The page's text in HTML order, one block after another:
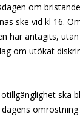
om
ske vid kl 16.
har antagits,
om utökat
ska
dagens